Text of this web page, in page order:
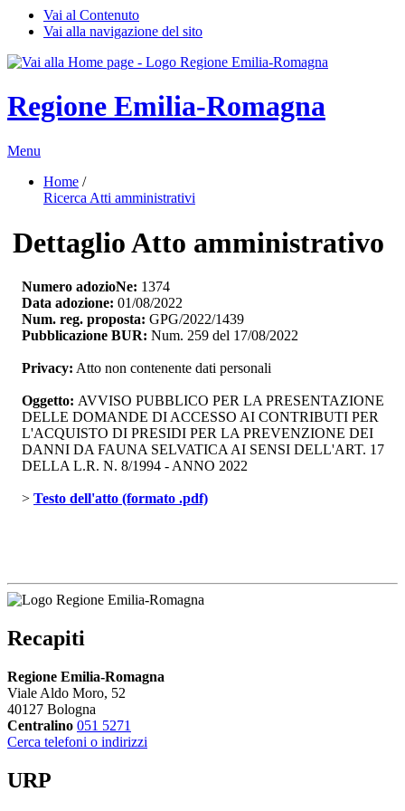
Vai al Contenuto
Vai alla navigazione del sito
Regione Emilia-Romagna
Menu
Home /
Ricerca Atti amministrativi
Dettaglio Atto amministrativo
Numero adozioNe: 1374
Data adozione: 01/08/2022
Num. reg. proposta: GPG/2022/1439
Pubblicazione BUR: Num. 259 del 17/08/2022
Privacy: Atto non contenente dati personali
Oggetto: AVVISO PUBBLICO PER LA PRESENTAZIONE
DELLE DOMANDE DI ACCESSO AI CONTRIBUTI PER
L'ACQUISTO DI PRESIDI PER LA PREVENZIONE DEI
DANNI DA FAUNA SELVATICA AI SENSI DELL'ART. 17
DELLA L.R. N. 8/1994 - ANNO 2022
> Testo dell'atto (formato .pdf)
Recapiti
Regione Emilia-Romagna
Viale Aldo Moro, 52
40127 Bologna
Centralino 051 5271
Cerca telefoni o indirizzi
URP